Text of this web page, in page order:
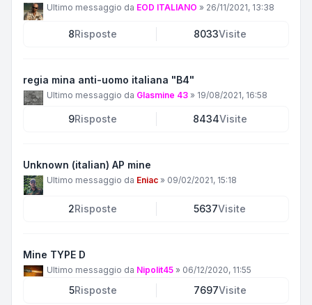
Ultimo messaggio da EOD ITALIANO » 26/11/2021, 13:38
8Risposte 8033Visite
regia mina anti-uomo italiana "B4"
Ultimo messaggio da Glasmine 43 » 19/08/2021, 16:58
9Risposte 8434Visite
Unknown (italian) AP mine
Ultimo messaggio da Eniac » 09/02/2021, 15:18
2Risposte 5637Visite
Mine TYPE D
Ultimo messaggio da Nipolit45 » 06/12/2020, 11:55
5Risposte 7697Visite